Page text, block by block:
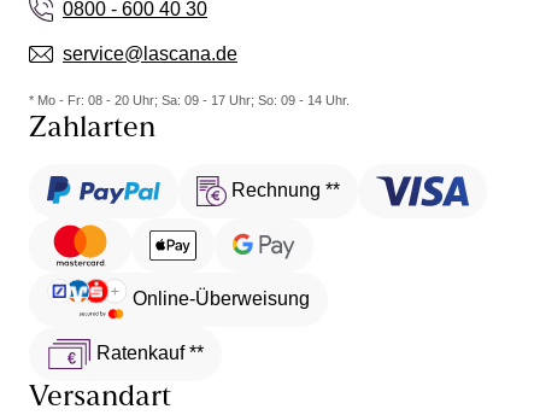
0800 - 600 40 30
service@lascana.de
* Mo - Fr: 08 - 20 Uhr; Sa: 09 - 17 Uhr; So: 09 - 14 Uhr.
Zahlarten
Rechnung **
Online-Überweisung
Ratenkauf **
Versandart